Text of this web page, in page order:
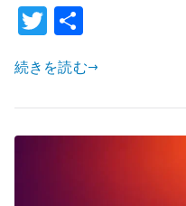
設
定
–
ー
ネ
T
w
it
te
r
続きを読む